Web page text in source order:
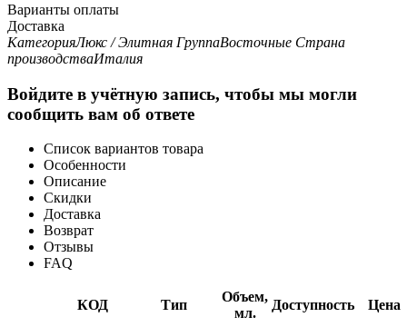
Варианты оплаты
Доставка
КатегорияЛюкс / Элитная ГруппаВосточные Страна
производстваИталия
Войдите в учётную запись, чтобы мы могли
сообщить вам об ответе
Список вариантов товара
Особенности
Описание
Скидки
Доставка
Возврат
Отзывы
FAQ
КОД Тип
Объем,
мл.
Доступность Цена